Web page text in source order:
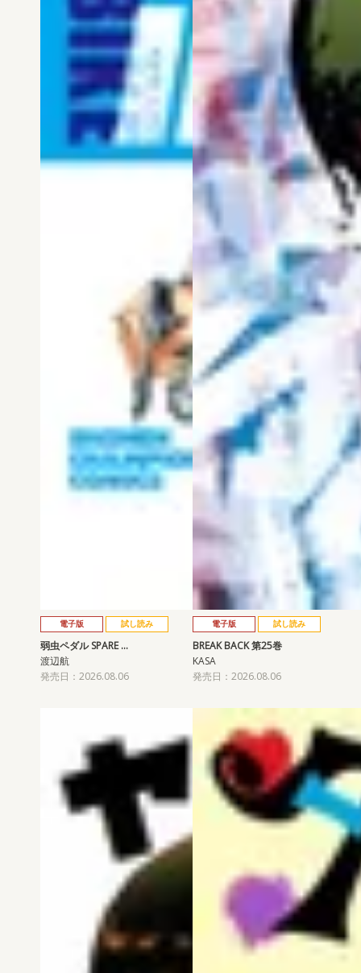
電子版 試し読み
弱虫ペダル SPARE …
渡辺航
発売日：2026.08.06
電子版 試し読み
BREAK BACK 第25巻
KASA
発売日：2026.08.06